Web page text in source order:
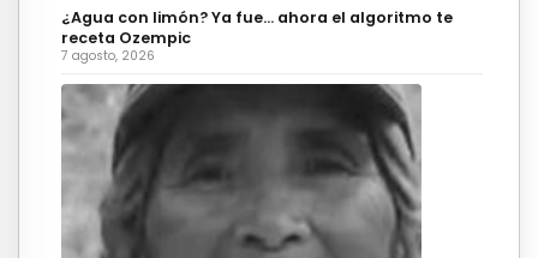
¿Agua con limón? Ya fue… ahora el algoritmo te
receta Ozempic
7 agosto, 2026